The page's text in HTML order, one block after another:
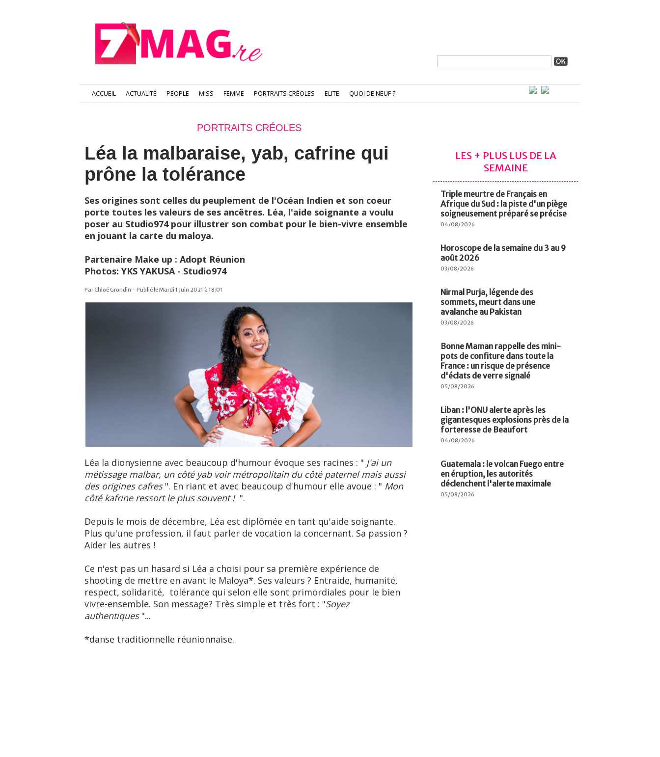
ACCUEIL ACTUALITÉ PEOPLE MISS FEMME PORTRAITS CRÉOLES ELITE QUOI DE NEUF ?
PORTRAITS CRÉOLES
Léa la malbaraise, yab, cafrine qui
prône la tolérance
Ses origines sont celles du peuplement de l'Océan Indien et son coeur
porte toutes les valeurs de ses ancêtres. Léa, l'aide soignante a voulu
poser au Studio974 pour illustrer son combat pour le bien-vivre ensemble
en jouant la carte du maloya.
Partenaire Make up : Adopt Réunion
Photos: YKS YAKUSA - Studio974
Par Chloé Grondin - Publié le Mardi 1 Juin 2021 à 18:01
Léa la dionysienne avec beaucoup d'humour évoque ses racines : " J'ai un
métissage malbar, un côté yab voir métropolitain du côté paternel mais aussi
des origines cafres ". En riant et avec beaucoup d'humour elle avoue : " Mon
côté kafrine ressort le plus souvent ! ".
Depuis le mois de décembre, Léa est diplômée en tant qu'aide soignante.
Plus qu'une profession, il faut parler de vocation la concernant. Sa passion ?
Aider les autres !
Ce n'est pas un hasard si Léa a choisi pour sa première expérience de
shooting de mettre en avant le Maloya*. Ses valeurs ? Entraide, humanité,
respect, solidarité, tolérance qui selon elle sont primordiales pour le bien
vivre-ensemble. Son message? Très simple et très fort : "Soyez
authentiques "...
*danse traditionnelle réunionnaise.
LES + PLUS LUS DE LA
SEMAINE
Triple meurtre de Français en
Afrique du Sud : la piste d'un piège
soigneusement préparé se précise
04/08/2026
Horoscope de la semaine du 3 au 9
août 2026
03/08/2026
Nirmal Purja, légende des
sommets, meurt dans une
avalanche au Pakistan
03/08/2026
Bonne Maman rappelle des mini-
pots de confiture dans toute la
France : un risque de présence
d'éclats de verre signalé
05/08/2026
Liban : l'ONU alerte après les
gigantesques explosions près de la
forteresse de Beaufort
04/08/2026
Guatemala : le volcan Fuego entre
en éruption, les autorités
déclenchent l'alerte maximale
05/08/2026